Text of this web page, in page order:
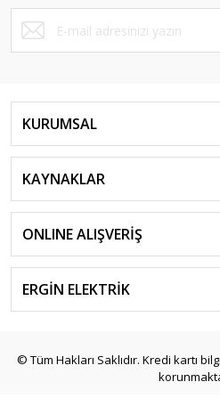
KURUMSAL
KAYNAKLAR
ONLINE ALIŞVERİŞ
ERGİN ELEKTRİK
© Tüm Hakları Saklıdır. Kredi kartı